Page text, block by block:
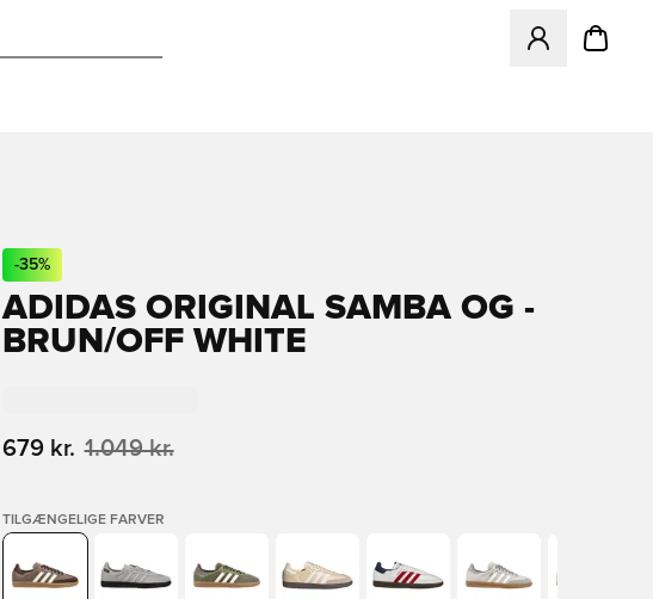
Åbner en
-35%
ADIDAS ORIGINAL SAMBA OG -
BRUN/OFF WHITE
679 kr. 1.049 kr.
TILGÆNGELIGE FARVER